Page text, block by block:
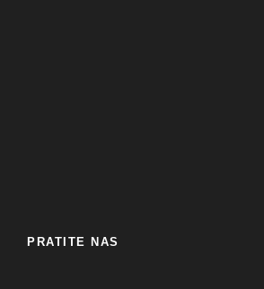
PRATITE NAS